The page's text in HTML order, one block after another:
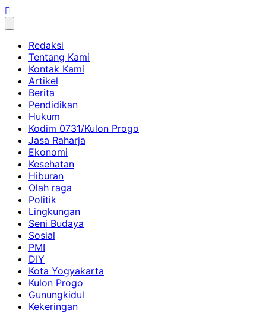
Skip
to
Redaksi
Tentang Kami
Kontak Kami
Artikel
Berita
Pendidikan
Hukum
Kodim 0731/Kulon Progo
Jasa Raharja
Ekonomi
Kesehatan
Hiburan
Olah raga
Politik
Lingkungan
Seni Budaya
Sosial
PMI
DIY
Kota Yogyakarta
Kulon Progo
Gunungkidul
Kekeringan